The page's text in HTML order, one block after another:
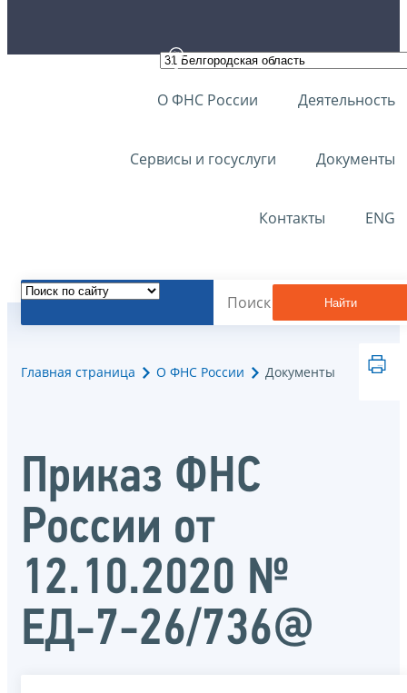
О ФНС России Деятельность
Сервисы и госуслуги Документы
Контакты ENG
Найти
Главная страница О ФНС России Документы
Приказ ФНС
России от
12.10.2020 №
ЕД-7-26/736@